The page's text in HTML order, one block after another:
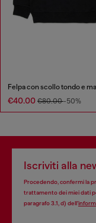
€40.00 €80.00-50%
Iscriviti alla
Procedendo, confermi la
trattamento dei miei dati
paragrafo 3.1, d) dell’